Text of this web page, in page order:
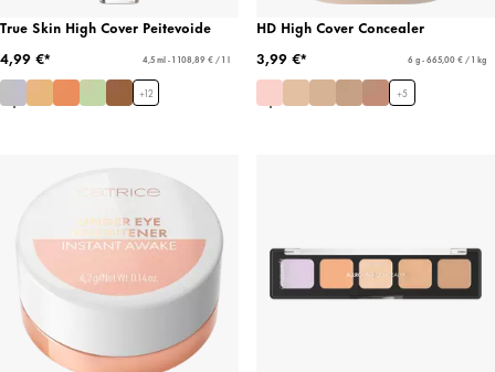
True Skin High Cover Peitevoide
4,99 €*
4,5 ml - 1 108,89 € / 1 l
+12
HD High Cover Concealer
3,99 €*
6 g - 665,00 € / 1 kg
+5